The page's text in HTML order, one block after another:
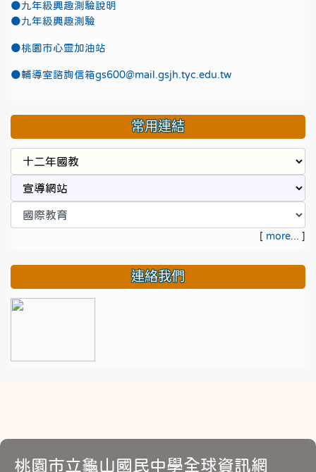
●九年級興趣測驗說明
●九年級興趣測驗
●桃園市心靈加油站
●輔導室諮詢信箱gs600@mail.gsjh.tyc.edu.tw
常用連結
[ more... ]
連絡我們
桃園市立龜山國民中學全球資訊網